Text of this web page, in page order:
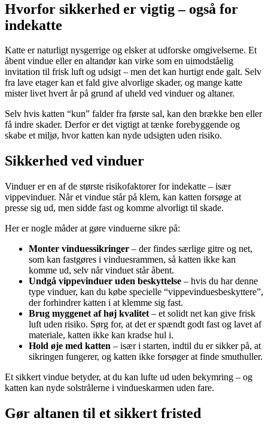
Hvorfor sikkerhed er vigtig – også for
indekatte
Katte er naturligt nysgerrige og elsker at udforske omgivelserne. Et
åbent vindue eller en altandør kan virke som en uimodståelig
invitation til frisk luft og udsigt – men det kan hurtigt ende galt. Selv
fra lave etager kan et fald give alvorlige skader, og mange katte
mister livet hvert år på grund af uheld ved vinduer og altaner.
Selv hvis katten “kun” falder fra første sal, kan den brække ben eller
få indre skader. Derfor er det vigtigt at tænke forebyggende og
skabe et miljø, hvor katten kan nyde udsigten uden risiko.
Sikkerhed ved vinduer
Vinduer er en af de største risikofaktorer for indekatte – især
vippevinduer. Når et vindue står på klem, kan katten forsøge at
presse sig ud, men sidde fast og komme alvorligt til skade.
Her er nogle måder at gøre vinduerne sikre på:
Monter vinduessikringer – der findes særlige gitre og net,
som kan fastgøres i vinduesrammen, så katten ikke kan
komme ud, selv når vinduet står åbent.
Undgå vippevinduer uden beskyttelse – hvis du har denne
type vinduer, kan du købe specielle “vippevinduesbeskyttere”,
der forhindrer katten i at klemme sig fast.
Brug myggenet af høj kvalitet – et solidt net kan give frisk
luft uden risiko. Sørg for, at det er spændt godt fast og lavet af
materiale, katten ikke kan kradse hul i.
Hold øje med katten – især i starten, indtil du er sikker på, at
sikringen fungerer, og katten ikke forsøger at finde smuthuller.
Et sikkert vindue betyder, at du kan lufte ud uden bekymring – og
katten kan nyde solstrålerne i vindueskarmen uden fare.
Gør altanen til et sikkert fristed